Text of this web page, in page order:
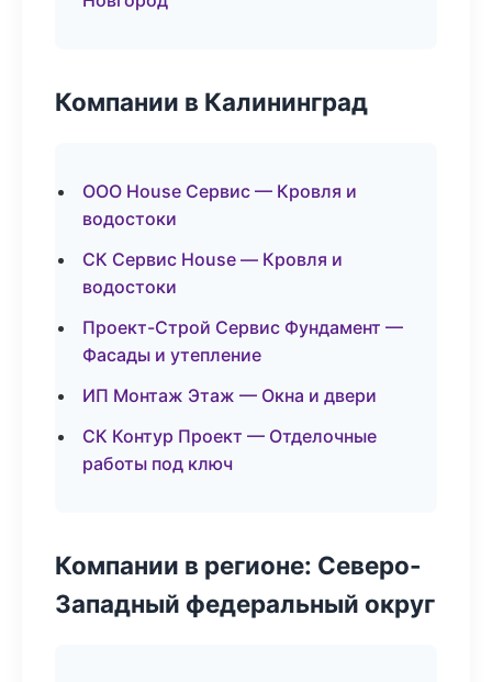
Компании в Калининград
ООО House Сервис — Кровля и
водостоки
СК Сервис House — Кровля и
водостоки
Проект-Строй Сервис Фундамент —
Фасады и утепление
ИП Монтаж Этаж — Окна и двери
СК Контур Проект — Отделочные
работы под ключ
Компании в регионе: Северо-
Западный федеральный округ